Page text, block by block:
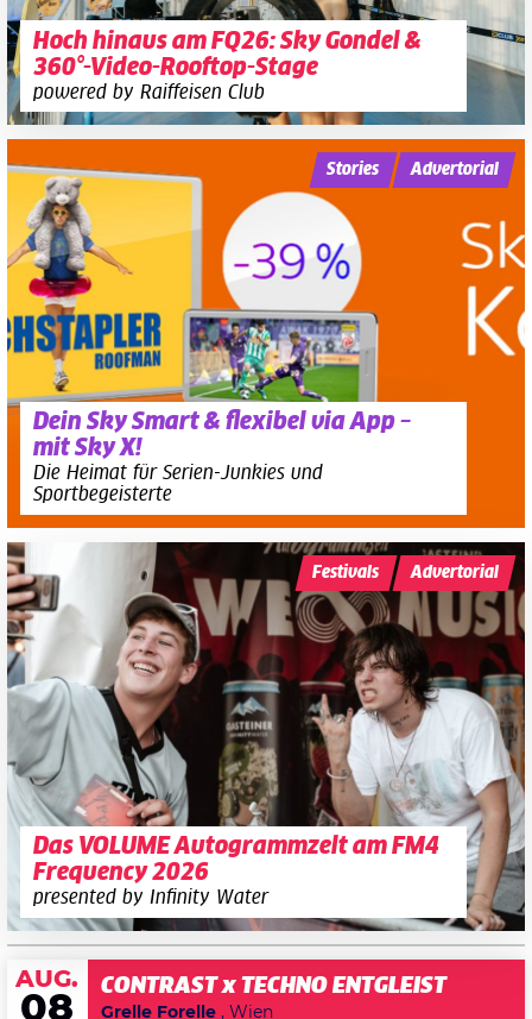
Hoch hinaus am FQ26: Sky Gondel &
360°-Video-Rooftop-Stage
powered by Raiffeisen Club
Dein Sky Smart & flexibel via App –
mit Sky X!
Die Heimat für Serien-Junkies und
Sportbegeisterte
Stories Advertorial
Das VOLUME Autogrammzelt am FM4
Frequency 2026
presented by Infinity Water
Festivals Advertorial
AUG.
08
CONTRAST x TECHNO ENTGLEIST
Grelle Forelle , Wien